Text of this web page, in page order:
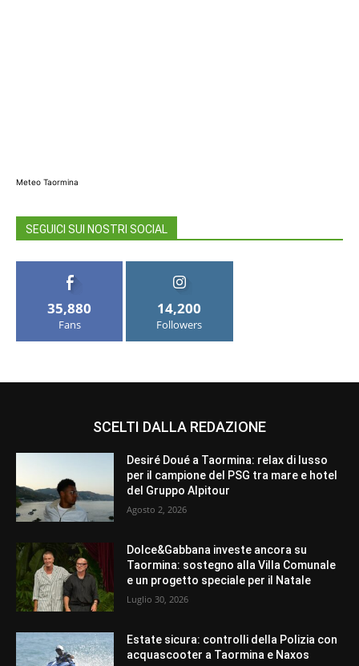
Meteo Taormina
SEGUICI SUI NOSTRI SOCIAL
35,880
Fans
14,200
Followers
SCELTI DALLA REDAZIONE
Desiré Doué a Taormina: relax di lusso
per il campione del PSG tra mare e hotel
del Gruppo Alpitour
Agosto 2, 2026
Dolce&Gabbana investe ancora su
Taormina: sostegno alla Villa Comunale
e un progetto speciale per il Natale
Luglio 30, 2026
Estate sicura: controlli della Polizia con
acquascooter a Taormina e Naxos